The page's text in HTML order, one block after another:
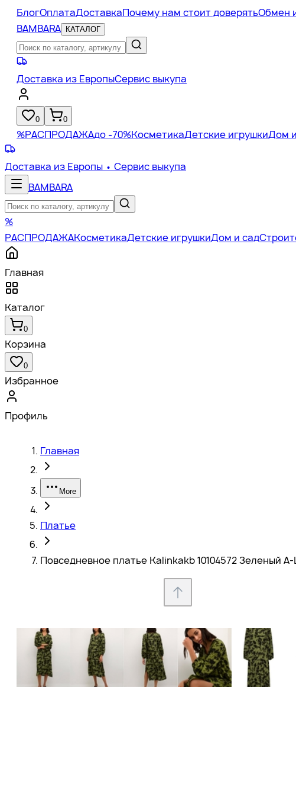
БлогОплатаДоставкаПочему нам стоит доверятьОбмен
BAMBARA
КАТАЛОГ
Доставка из ЕвропыСервис выкупа
0 0
%РАСПРОДАЖАдо -70%КосметикаДетские игрушкиДом
Доставка из Европы • Сервис выкупа
BAMBARA
%
РАСПРОДАЖАКосметикаДетские игрушкиДом и сад
Главная
Каталог
0
Корзина
0
Избранное
Профиль
Главная
More
Платье
Повседневное платье Kalinkakb 10104572 Зеленый